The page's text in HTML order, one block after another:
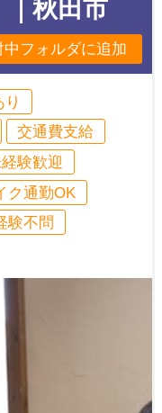
｜秋田市
中フォルダに追加
交通費支給
験歓迎
ク通勤OK
験不問